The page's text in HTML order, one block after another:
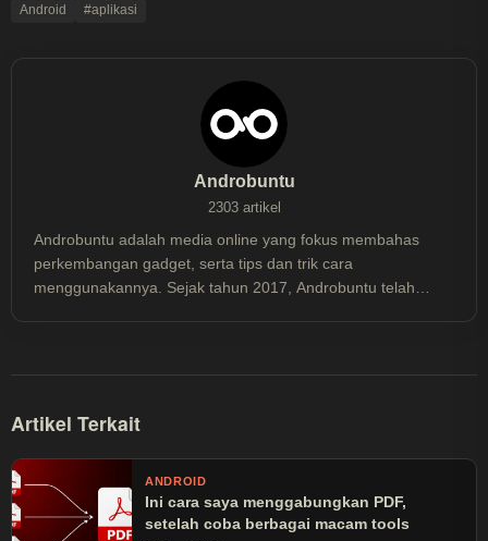
Android #aplikasi
Androbuntu
2303 artikel
Androbuntu adalah media online yang fokus membahas
perkembangan gadget, serta tips dan trik cara
menggunakannya. Sejak tahun 2017, Androbuntu telah
Artikel Terkait
ANDROID
Ini cara saya menggabungkan PDF,
setelah coba berbagai macam tools